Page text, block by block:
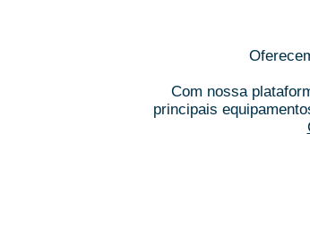
Com nossa
principais